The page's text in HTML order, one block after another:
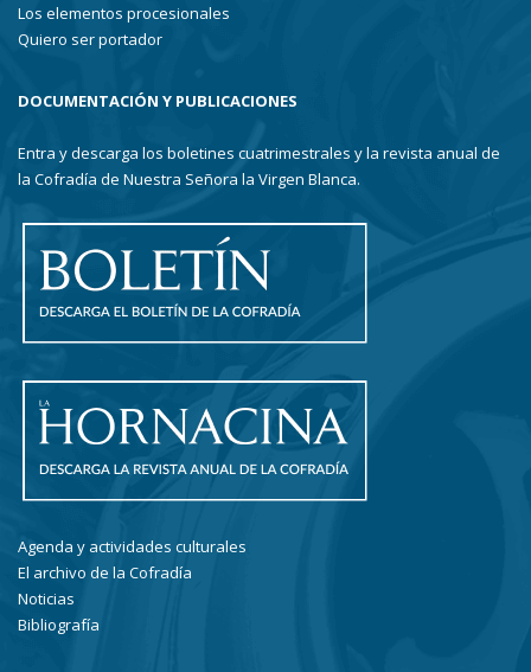
Los elementos procesionales
Quiero ser portador
DOCUMENTACIÓN Y PUBLICACIONES
Entra y descarga los boletines cuatrimestrales y la revista anual de
la Cofradía de Nuestra Señora la Virgen Blanca.
Agenda y actividades culturales
El archivo de la Cofradía
Noticias
Bibliografía